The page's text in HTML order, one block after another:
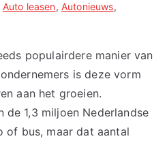
Auto leasen, Autonieuws,
populairdere manier van
is deze vorm
aan het groeien.
de 1,3 miljoen Nederlandse
of bus, maar dat aantal